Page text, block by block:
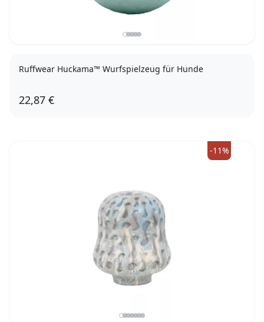
Ruffwear Huckama™ Wurfspielzeug für Hunde
22,87 €
-11%